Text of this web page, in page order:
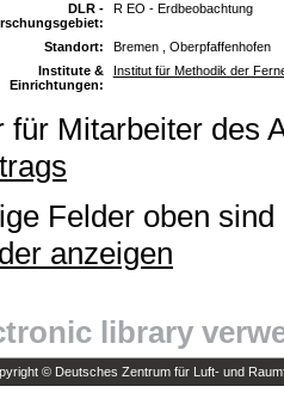
DLR -
R EO - Erdbeobachtung
Standort:
Bremen , Oberpfaffenhofen
Institute &
Einrichtungen:
Institut für Methodik der
für Mitarbeiter des
Felder oben
anzeigen
library
© Deutsches Zentrum für Luft- und